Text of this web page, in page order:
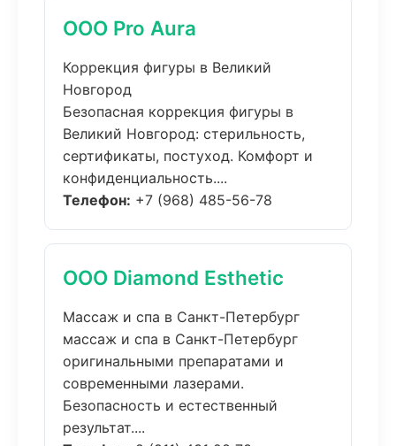
ООО Pro Aura
Коррекция фигуры в Великий
Новгород
Безопасная коррекция фигуры в
Великий Новгород: стерильность,
сертификаты, постуход. Комфорт и
конфиденциальность....
Телефон: +7 (968) 485-56-78
ООО Diamond Esthetic
Массаж и спа в Санкт-Петербург
массаж и спа в Санкт-Петербург
оригинальными препаратами и
современными лазерами.
Безопасность и естественный
результат....